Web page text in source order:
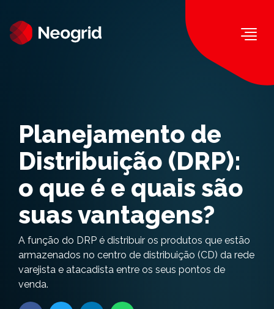
Planejamento de
Distribuição (DRP):
o que é e quais são
suas vantagens?
A função do DRP é distribuir os produtos que estão
armazenados no centro de distribuição (CD) da rede
varejista e atacadista entre os seus pontos de
venda.